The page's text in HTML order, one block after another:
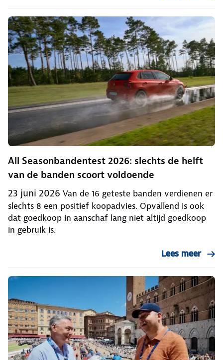
All Seasonbandentest 2026: slechts de helft
van de banden scoort voldoende
23 juni 2026 Van de 16 geteste banden verdienen er
slechts 8 een positief koopadvies. Opvallend is ook
dat goedkoop in aanschaf lang niet altijd goedkoop
in gebruik is.
Lees meer